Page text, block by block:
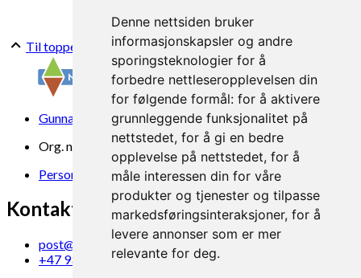
Denne nettsiden bruker
informasjonskapsler og andre
sporingsteknologier for å
forbedre nettleseropplevelsen din
for følgende formål: for å aktivere
grunnleggende funksjonalitet på
nettstedet, for å gi en bedre
opplevelse på nettstedet, for å
måle interessen din for våre
produkter og tjenester og tilpasse
markedsføringsinteraksjoner, for å
levere annonser som er mer
relevante for deg.
Til toppen
Gunnars veg 6, 6630 Tingvoll
Org. nr. 969 840 383
Personvern
Kontakt oss
post@norsok.no
+47 930 09 884